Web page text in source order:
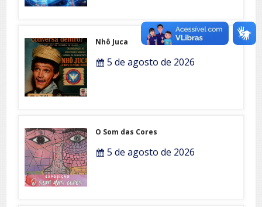
Nhô Juca
5 de agosto de 2026
O Som das Cores
5 de agosto de 2026